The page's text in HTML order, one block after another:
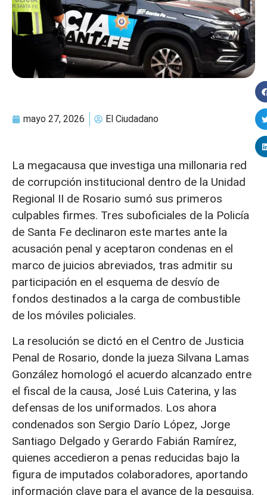
mayo 27, 2026 El Ciudadano
La megacausa que investiga una millonaria red
de corrupción institucional dentro de la Unidad
Regional II de Rosario sumó sus primeros
culpables firmes. Tres suboficiales de la Policía
de Santa Fe declinaron este martes ante la
acusación penal y aceptaron condenas en el
marco de juicios abreviados, tras admitir su
participación en el esquema de desvío de
fondos destinados a la carga de combustible
de los móviles policiales.
La resolución se dictó en el Centro de Justicia
Penal de Rosario, donde la jueza Silvana Lamas
González homologó el acuerdo alcanzado entre
el fiscal de la causa, José Luis Caterina, y las
defensas de los uniformados. Los ahora
condenados son Sergio Darío López, Jorge
Santiago Delgado y Gerardo Fabián Ramírez,
quienes accedieron a penas reducidas bajo la
figura de imputados colaboradores, aportando
información clave para el avance de la pesquisa.